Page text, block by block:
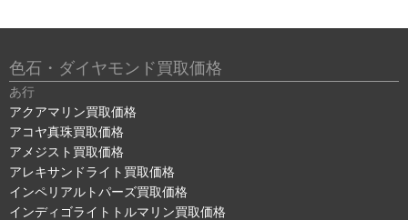
色石・ダイヤモンド買取価格
あ行
アクアマリン買取価格
アコヤ真珠買取価格
アメジスト買取価格
アレキサンドライト買取価格
インペリアルトパーズ買取価格
インディゴライトトルマリン買取価格